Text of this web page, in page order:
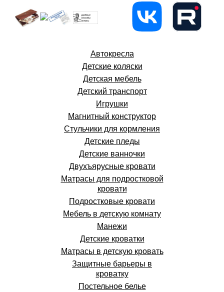
Автокресла
Детские коляски
Детская мебель
Детский транспорт
Игрушки
Магнитный конструктор
Стульчики для кормления
Детские пледы
Детские ванночки
Двухъярусные кровати
Матрасы для подростковой
кровати
Подростковые кровати
Мебель в детскую комнату
Манежи
Детские кроватки
Матрасы в детскую кровать
Защитные барьеры в
кроватку
Постельное белье